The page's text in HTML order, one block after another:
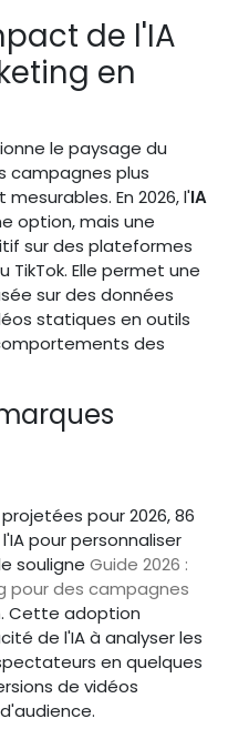
de l'IA
en
le paysage du
campagnes plus
En 2026, l'IA
option, mais une
sur des plateformes
Elle permet une
sur des données
statiques en outils
des
pour 2026, 86
pour personnaliser
souligne Guide 2026 :
pour des campagnes
. Cette adoption
de l'IA à analyser les
en quelques
de vidéos